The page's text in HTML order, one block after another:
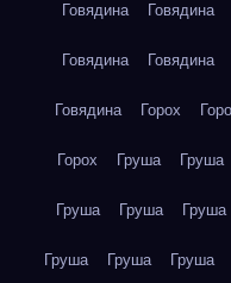
Говядина Говядина
Говядина Говядина
Говядина Горох
Горох Груша Груша
Груша Груша Груша
Груша Груша Груша